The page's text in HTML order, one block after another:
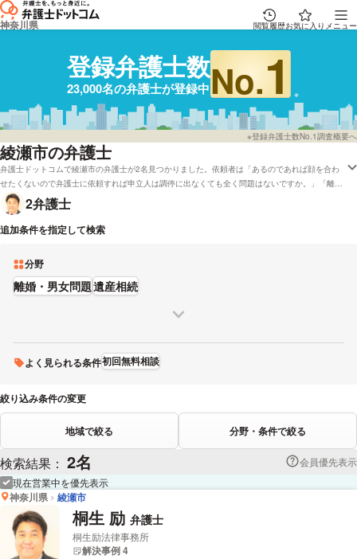
神奈川県 閲覧履歴お気に入り メニュー
登録弁護士数
23,000名の弁護士が登録中No.1
※登録弁護士数No.1調査概要へ
綾瀬市の弁護士
弁護士ドットコムで綾瀬市の弁護士が2名見つかりました。依頼者は「あるのであれば顔を合わ
せたくないので弁護士に依頼すれば申立人は調停に出なくても全く問題はないですか。」「離婚
調停の際、離婚よりも子供の親権を優先したいのですが、弁護士任せにして大丈夫でしょう
か?」などの疑問をもっております。弁護士ドットコムでは弁護士費用を分割払いで応対してく
れる弁護士や初回相談を無料で受け付けしてくれる綾瀬の弁護士といった色々な希望の条件で調
できます。弁護士の中には「2 新人弁護士ならではの熱意をもって事件に取り組む。」とおっ
しゃる方もおります。成功報酬金額や資格などの希望を考慮して、条件に沿う弁護士に一度相談
をしてみてください。
2弁護士
追加条件を指定して検索
分野
離婚・男女問題遺産相続
よく見られる条件初回無料相談
絞り込み条件の変更
地域で絞る 分野・条件で絞る
検索結果： 2名
会員優先表示
現在営業中を優先表示
神奈川県 綾瀬市
桐生 励 弁護士
桐生励法律事務所
解決事例 4